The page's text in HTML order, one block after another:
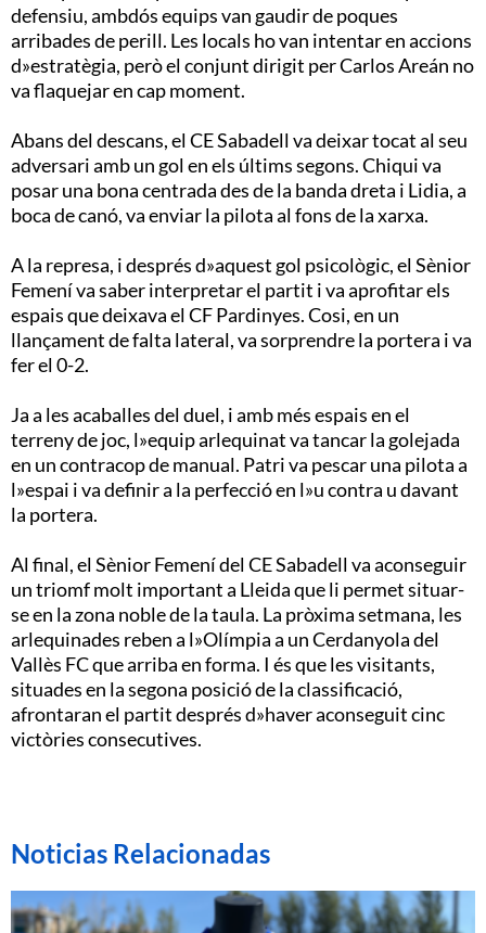
defensiu, ambdós equips van gaudir de poques
arribades de perill. Les locals ho van intentar en accions
d»estratègia, però el conjunt dirigit per Carlos Areán no
va flaquejar en cap moment.
Abans del descans, el CE Sabadell va deixar tocat al seu
adversari amb un gol en els últims segons. Chiqui va
posar una bona centrada des de la banda dreta i Lidia, a
boca de canó, va enviar la pilota al fons de la xarxa.
A la represa, i després d»aquest gol psicològic, el Sènior
Femení va saber interpretar el partit i va aprofitar els
espais que deixava el CF Pardinyes. Cosi, en un
llançament de falta lateral, va sorprendre la portera i va
fer el 0-2.
Ja a les acaballes del duel, i amb més espais en el
terreny de joc, l»equip arlequinat va tancar la golejada
en un contracop de manual. Patri va pescar una pilota a
l»espai i va definir a la perfecció en l»u contra u davant
la portera.
Al final, el Sènior Femení del CE Sabadell va aconseguir
un triomf molt important a Lleida que li permet situar-
se en la zona noble de la taula. La pròxima setmana, les
arlequinades reben a l»Olímpia a un Cerdanyola del
Vallès FC que arriba en forma. I és que les visitants,
situades en la segona posició de la classificació,
afrontaran el partit després d»haver aconseguit cinc
victòries consecutives.
Noticias Relacionadas